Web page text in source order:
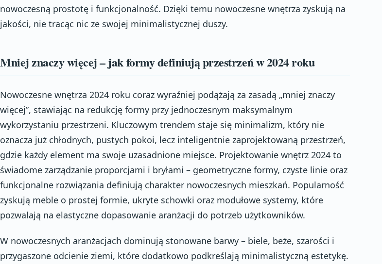
nowoczesną prostotę i funkcjonalność. Dzięki temu nowoczesne wnętrza zyskują na
jakości, nie tracąc nic ze swojej minimalistycznej duszy.
Mniej znaczy więcej – jak formy definiują przestrzeń w 2024 roku
Nowoczesne wnętrza 2024 roku coraz wyraźniej podążają za zasadą „mniej znaczy
więcej”, stawiając na redukcję formy przy jednoczesnym maksymalnym
wykorzystaniu przestrzeni. Kluczowym trendem staje się minimalizm, który nie
oznacza już chłodnych, pustych pokoi, lecz inteligentnie zaprojektowaną przestrzeń,
gdzie każdy element ma swoje uzasadnione miejsce. Projektowanie wnętrz 2024 to
świadome zarządzanie proporcjami i bryłami – geometryczne formy, czyste linie oraz
funkcjonalne rozwiązania definiują charakter nowoczesnych mieszkań. Popularność
zyskują meble o prostej formie, ukryte schowki oraz modułowe systemy, które
pozwalają na elastyczne dopasowanie aranżacji do potrzeb użytkowników.
W nowoczesnych aranżacjach dominują stonowane barwy – biele, beże, szarości i
przygaszone odcienie ziemi, które dodatkowo podkreślają minimalistyczną estetykę.